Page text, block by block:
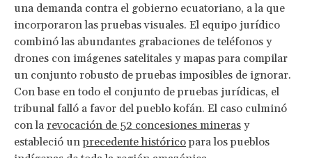
una demanda contra el gobierno ecuatoriano, a la que
incorporaron las pruebas visuales. El equipo jurídico
combinó las abundantes grabaciones de teléfonos y
drones con imágenes satelitales y mapas para compilar
un conjunto robusto de pruebas imposibles de ignorar.
Con base en todo el conjunto de pruebas jurídicas, el
tribunal falló a favor del pueblo kofán. El caso culminó
con la revocación de 52 concesiones mineras y
estableció unprecedente históricopara los pueblos